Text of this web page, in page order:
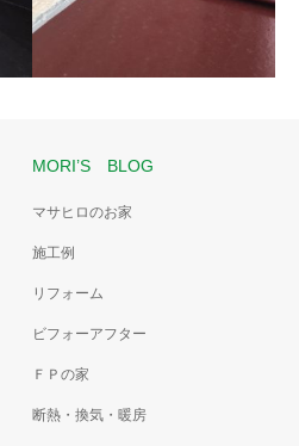
雨漏り診断は雨が降った日で
ないとだめです。
MORI’S BLOG
マサヒロのお家
施工例
リフォーム
ビフォーアフター
ＦＰの家
断熱・換気・暖房